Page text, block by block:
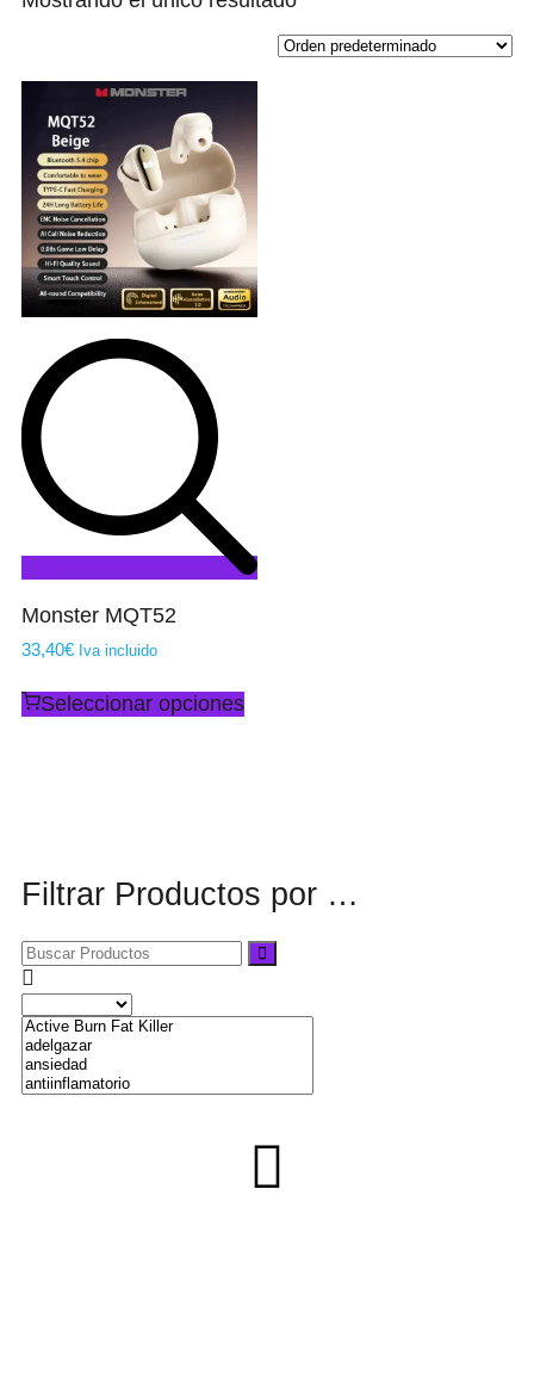
Monster MQT52
33,40€ Iva incluido
Seleccionar opciones
Filtrar Productos por …